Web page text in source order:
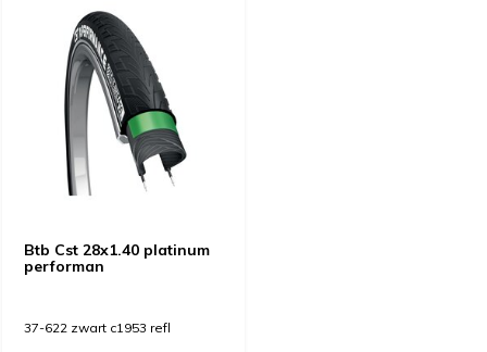
Btb Cst 28x1.40 platinum
performan
37-622 zwart c1953 refl